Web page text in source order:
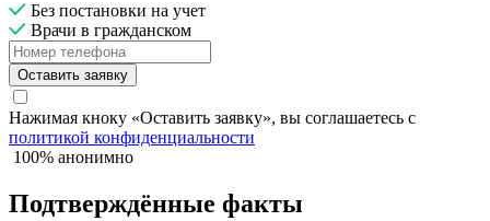
Без постановки на учет
Врачи в гражданском
Оставить заявку
Нажимая кноку «Оставить заявку», вы соглашаетесь с
политикой конфиденциальности
100% анонимно
Подтверждённые факты